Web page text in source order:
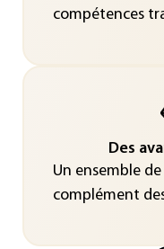
compétences
Des
Un ensemble
complément